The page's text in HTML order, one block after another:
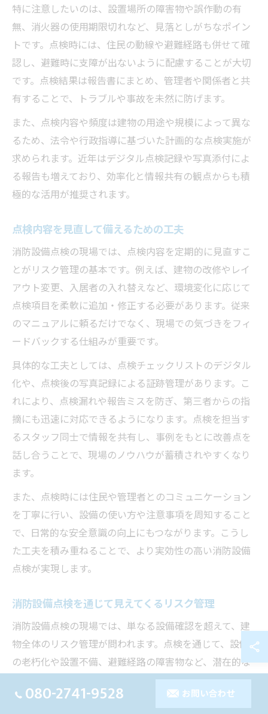
特に注意したいのは、設置場所の障害物や誤作動の有
無、消火器の使用期限切れなど、見落としがちなポイン
トです。点検時には、住民の動線や避難経路も併せて確
認し、避難時に支障が出ないように配慮することが大切
です。点検結果は報告書にまとめ、管理者や関係者と共
有することで、トラブルや事故を未然に防げます。
また、点検内容や頻度は建物の用途や規模によって異な
るため、法令や行政指導に基づいた計画的な点検実施が
求められます。近年はデジタル点検記録や写真添付によ
る報告も増えており、効率化と情報共有の観点からも積
極的な活用が推奨されます。
点検内容を見直して備えるための工夫
消防設備点検の現場では、点検内容を定期的に見直すこ
とがリスク管理の基本です。例えば、建物の改修やレイ
アウト変更、入居者の入れ替えなど、環境変化に応じて
点検項目を柔軟に追加・修正する必要があります。従来
のマニュアルに頼るだけでなく、現場での気づきをフィ
ードバックする仕組みが重要です。
具体的な工夫としては、点検チェックリストのデジタル
化や、点検後の写真記録による証跡管理があります。こ
れにより、点検漏れや報告ミスを防ぎ、第三者からの指
摘にも迅速に対応できるようになります。点検を担当す
るスタッフ同士で情報を共有し、事例をもとに改善点を
話し合うことで、現場のノウハウが蓄積されやすくなり
ます。
また、点検時には住民や管理者とのコミュニケーション
を丁寧に行い、設備の使い方や注意事項を周知すること
で、日常的な安全意識の向上にもつながります。こうし
た工夫を積み重ねることで、より実効性の高い消防設備
点検が実現します。
消防設備点検を通じて見えてくるリスク管理
消防設備点検の現場では、単なる設備確認を超えて、建
物全体のリスク管理が問われます。点検を通じて、設備
の老朽化や設置不備、避難経路の障害物など、潜在的な
や行政指導、罰則リスクの回避につながります。
080-2741-9528 お問い合わせ